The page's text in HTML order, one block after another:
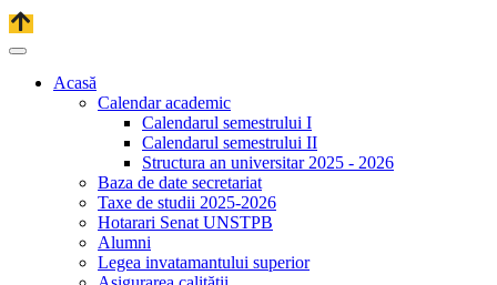
Acasă
Calendar academic
Calendarul semestrului I
Calendarul semestrului II
Structura an universitar 2025 - 2026
Baza de date secretariat
Taxe de studii 2025-2026
Hotarari Senat UNSTPB
Alumni
Legea invatamantului superior